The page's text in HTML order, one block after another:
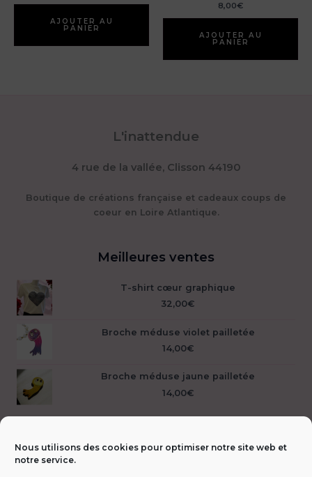
Nous utilisons des cookies pour optimiser notre site web et
notre service.
AJOUTER AU
PANIER
8,00€
AJOUTER AU
PANIER
L'inattendue
4 rue de la vallée, Clisson 44190
Boutique de créations française et cadeaux coups de
coeur en Loire Atlantique.
Meilleures ventes
T-shirt cœur graphique
32,00€
Broche méduse violet pailletée
14,00€
Broche méduse jaune pailletée
14,00€